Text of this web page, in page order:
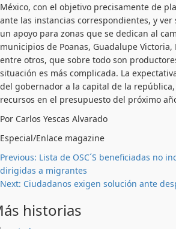
México, con el objetivo precisamente de
ante las instancias correspondientes, y
un apoyo para zonas que se dedican al
municipios de Poanas, Guadalupe Victoria,
entre otros, que sobre todo son
situación es más complicada. La
del gobernador a la capital de la
recursos en el presupuesto del próximo
Por Carlos Yescas Alvarado
Especial/Enlace magazine
Post
navigation
Previous: Lista de OSC´S beneficiadas no
dirigidas a migrantes
Next: Ciudadanos exigen solución ante
historias